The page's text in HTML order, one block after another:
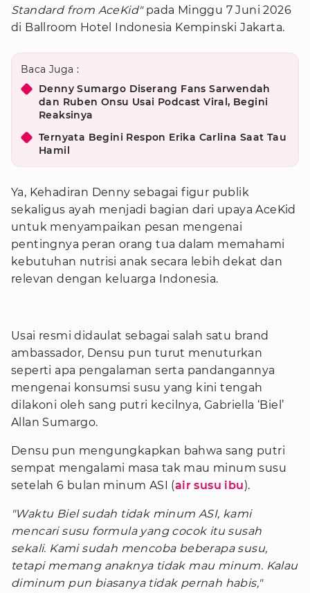
Standard from AceKid"pada Minggu 7 Juni 2026
di Ballroom Hotel Indonesia Kempinski Jakarta.
Baca Juga :
Denny Sumargo Diserang Fans Sarwendah
dan Ruben Onsu Usai Podcast Viral, Begini
Reaksinya
Ternyata Begini Respon Erika Carlina Saat Tau
Hamil
Ya, Kehadiran Denny sebagai figur publik
sekaligus ayah menjadi bagian dari upaya AceKid
untuk menyampaikan pesan mengenai
pentingnya peran orang tua dalam memahami
kebutuhan nutrisi anak secara lebih dekat dan
relevan dengan keluarga Indonesia.
Usai resmi didaulat sebagai salah satu brand
ambassador, Densu pun turut menuturkan
seperti apa pengalaman serta pandangannya
mengenai konsumsi susu yang kini tengah
dilakoni oleh sang putri kecilnya, Gabriella ‘Biel’
Allan Sumargo.
Densu pun mengungkapkan bahwa sang putri
sempat mengalami masa tak mau minum susu
setelah 6 bulan minum ASI (air susu ibu).
"Waktu Biel sudah tidak minum ASI, kami
mencari susu formula yang cocok itu susah
sekali. Kami sudah mencoba beberapa susu,
tetapi memang anaknya tidak mau minum. Kalau
diminum pun biasanya tidak pernah habis,"